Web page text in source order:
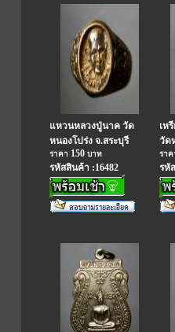
แหวนหลวงปู่นาค วัด
หนองโปร่ง จ.สระบุรี
ราคา 150 บาท
รหัสสินค้า :16482
เห
วัด
รา
รหั